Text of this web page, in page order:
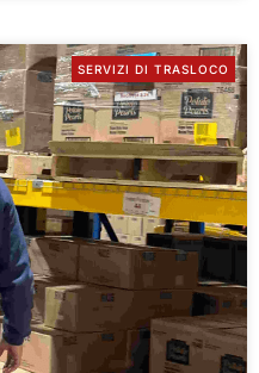
SERVIZI DI TRASLOCO